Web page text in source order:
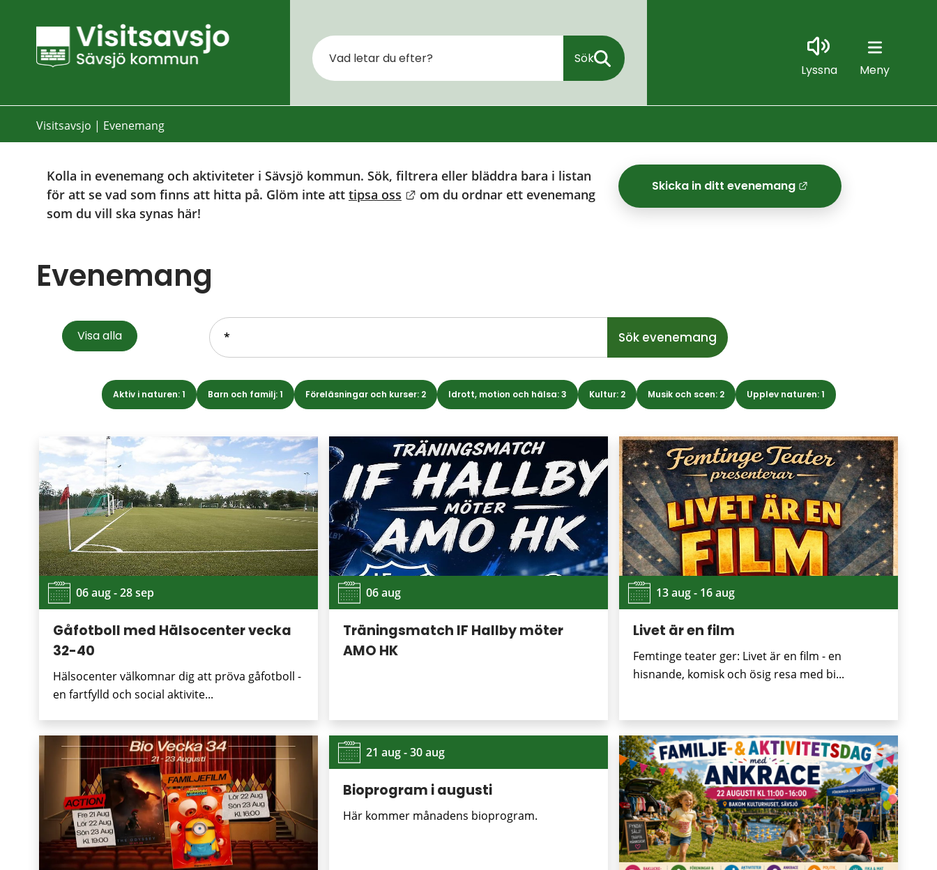
Sök
Lyssna Meny
Visitsavsjo | Evenemang
Kolla in evenemang och aktiviteter i Sävsjö kommun. Sök, filtrera eller bläddra bara i listan
för att se vad som finns att hitta på. Glöm inte att tipsa oss Länk till annan webbplats.
om du ordnar ett evenemang
som du vill ska synas här!
Skicka in ditt evenemang
Länk till annan
Evenemang
Visa alla
Sök.
Sökförslagen
presenteras
Aktiv i naturen: 1 Barn och familj: 1 Föreläsningar och kurser: 2 Idrott, motion och hälsa: 3 Kultur: 2 Musik och scen: 2 Upplev naturen: 1
06 aug - 28 sep
Gåfotboll med Hälsocenter vecka
32-40
Hälsocenter välkomnar dig att pröva gåfotboll -
en fartfylld och social aktivite...
06 aug
Träningsmatch IF Hallby möter
AMO HK
13 aug - 16 aug
Livet är en film
Femtinge teater ger: Livet är en film - en
hisnande, komisk och ösig resa med bi...
21 aug - 30 aug
Bioprogram i augusti
Här kommer månadens bioprogram.